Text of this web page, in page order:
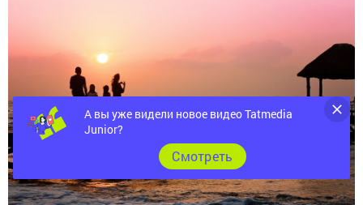
А вы уже видели новое видео Tatmedia
Junior?
Cмотреть